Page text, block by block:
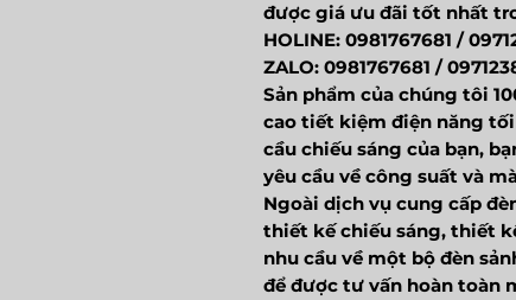
được giá ưu đãi tốt nhất
HOLINE: 0981767681 /
ZALO: 0981767681 /
Sản phẩm của chúng tôi
cao tiết kiệm điện năng
cầu chiếu sáng của bạn,
yêu cầu về công suất và
Ngoài dịch vụ cung cấp
thiết kế chiếu sáng, thiết
nhu cầu về một bộ đèn
để được tư vấn hoàn toàn